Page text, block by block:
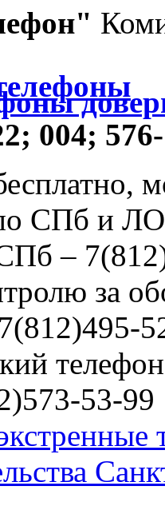
004;
СПб и ЛО
–
за
53-99